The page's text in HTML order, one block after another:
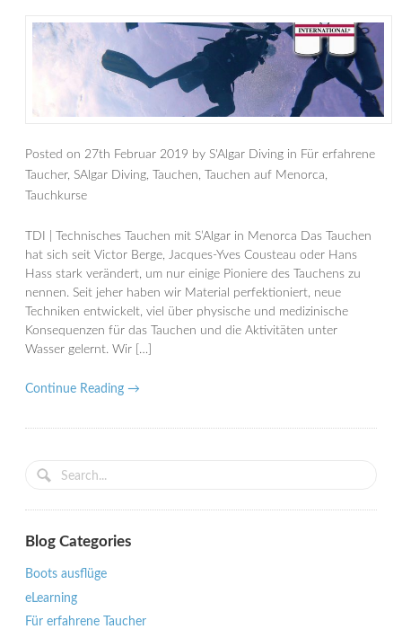
Posted on 27th Februar 2019 by S'Algar Diving in Für erfahrene
Taucher, SAlgar Diving, Tauchen, Tauchen auf Menorca,
Tauchkurse
TDI | Technisches Tauchen mit S’Algar in Menorca Das Tauchen
hat sich seit Victor Berge, Jacques-Yves Cousteau oder Hans
Hass stark verändert, um nur einige Pioniere des Tauchens zu
nennen. Seit jeher haben wir Material perfektioniert, neue
Techniken entwickelt, viel über physische und medizinische
Konsequenzen für das Tauchen und die Aktivitäten unter
Wasser gelernt. Wir […]
Continue Reading →
Blog Categories
Boots ausflüge
eLearning
Für erfahrene Taucher